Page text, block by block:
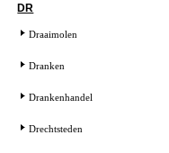
DR
Draaimolen
Dranken
Drankenhandel
Drechtsteden